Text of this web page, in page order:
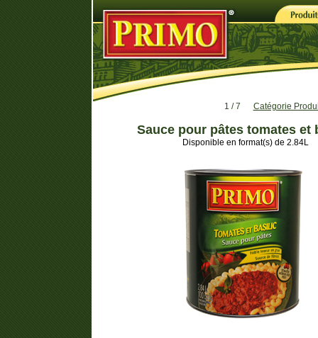
1 / 7 Catégorie
Sauce pour pâtes tomates et
Disponible en format(s) de 2.84L